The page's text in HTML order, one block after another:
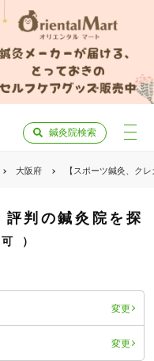
鍼灸院検索
大阪府 【スポーツ鍼灸、ク
判の鍼灸院を探
可
変更
変更